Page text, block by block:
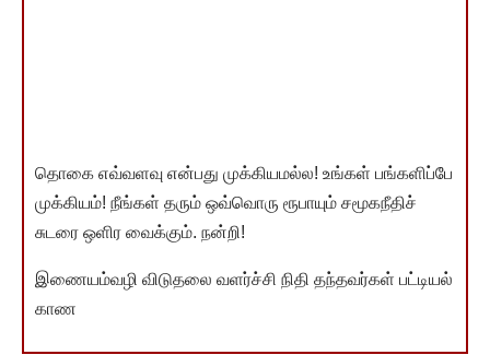
தொகை எவ்வளவு என்பது முக்கியமல்ல! உங்கள் பங்களிப்பே
முக்கியம்! நீங்கள் தரும் ஒவ்வொரு ரூபாயும் சமூகநீதிச்
சுடரை ஒளிர வைக்கும். நன்றி!
இணையம்வழி விடுதலை வளர்ச்சி நிதி தந்தவர்கள் பட்டியல்
காண